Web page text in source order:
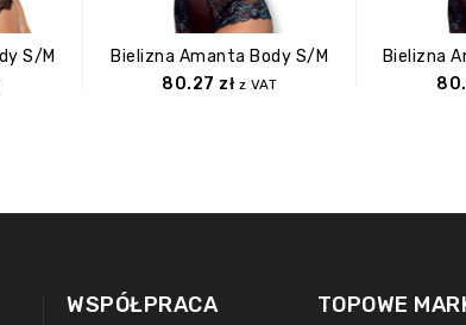
S/M
Bielizna Amanta Body S/M
80.27 zł z VAT
Bielizna
WSPÓŁPRACA TOPOWE